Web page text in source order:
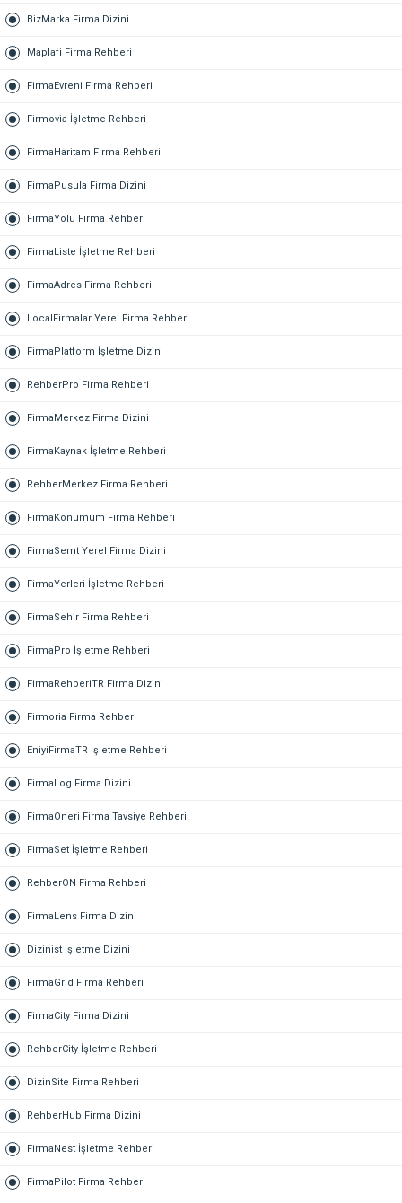
BizMarka Firma Dizini
Maplafi Firma Rehberi
FirmaEvreni Firma Rehberi
Firmovia İşletme Rehberi
FirmaHaritam Firma Rehberi
FirmaPusula Firma Dizini
FirmaYolu Firma Rehberi
FirmaListe İşletme Rehberi
FirmaAdres Firma Rehberi
LocalFirmalar Yerel Firma Rehberi
FirmaPlatform İşletme Dizini
RehberPro Firma Rehberi
FirmaMerkez Firma Dizini
FirmaKaynak İşletme Rehberi
RehberMerkez Firma Rehberi
FirmaKonumum Firma Rehberi
FirmaSemt Yerel Firma Dizini
FirmaYerleri İşletme Rehberi
FirmaSehir Firma Rehberi
FirmaPro İşletme Rehberi
FirmaRehberiTR Firma Dizini
Firmoria Firma Rehberi
EniyiFirmaTR İşletme Rehberi
FirmaLog Firma Dizini
FirmaOneri Firma Tavsiye Rehberi
FirmaSet İşletme Rehberi
RehberON Firma Rehberi
FirmaLens Firma Dizini
Dizinist İşletme Dizini
FirmaGrid Firma Rehberi
FirmaCity Firma Dizini
RehberCity İşletme Rehberi
DizinSite Firma Rehberi
RehberHub Firma Dizini
FirmaNest İşletme Rehberi
FirmaPilot Firma Rehberi